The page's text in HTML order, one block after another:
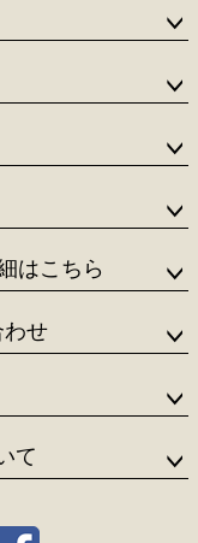
ップ
はこちら
わせ
て